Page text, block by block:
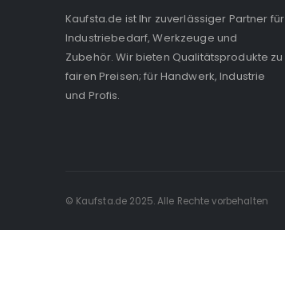
Kaufsta.de ist Ihr zuverlässiger Partner für
Industriebedarf, Werkzeuge und
Zubehör. Wir bieten Qualitätsprodukte zu
fairen Preisen; für Handwerk, Industrie
und Profis.
© Kaufsta.de 2025. Alle Rechte vorbehalten